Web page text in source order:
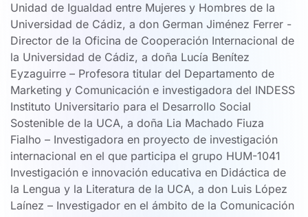
Unidad de Igualdad entre Mujeres y Hombres de la
Universidad de Cádiz, a don German Jiménez Ferrer -
Director de la Oficina de Cooperación Internacional de
la Universidad de Cádiz, a doña Lucía Benítez
Eyzaguirre – Profesora titular del Departamento de
Marketing y Comunicación e investigadora del INDESS
Instituto Universitario para el Desarrollo Social
Sostenible de la UCA, a doña Lia Machado Fiuza
Fialho – Investigadora en proyecto de investigación
internacional en el que participa el grupo HUM-1041
Investigación e innovación educativa en Didáctica de
la Lengua y la Literatura de la UCA, a don Luis López
Laínez – Investigador en el ámbito de la Comunicación